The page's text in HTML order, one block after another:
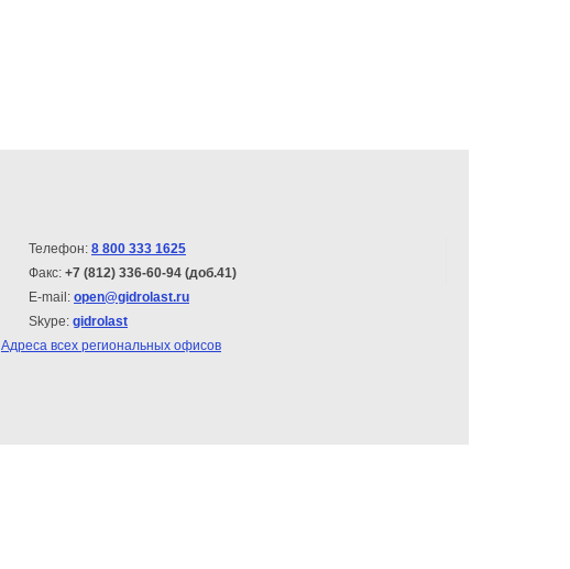
Телефон: 8 800 333 1625
Факс: +7 (812) 336-60-94 (доб.41)
E-mail: open@gidrolast.ru
Skype: gidrolast
Адреса всех региональных офисов